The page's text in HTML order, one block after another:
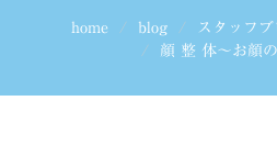
home blog スタッフブ
顔 整 体～お顔